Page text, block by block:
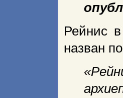
Рейнис
назван